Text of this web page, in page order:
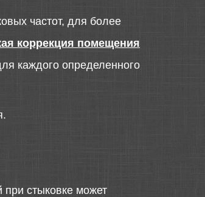
частот, для более
коррекция помещения
каждого определенного
при стыковке может